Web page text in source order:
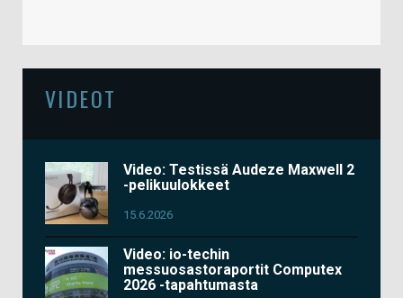
VIDEOT
Video: Testissä Audeze Maxwell 2
-pelikuulokkeet
15.6.2026
Video: io-techin
messuosastoraportit Computex
2026 -tapahtumasta